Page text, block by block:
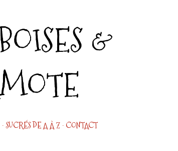
&
SUCRÉS DE A À Z CONTACT